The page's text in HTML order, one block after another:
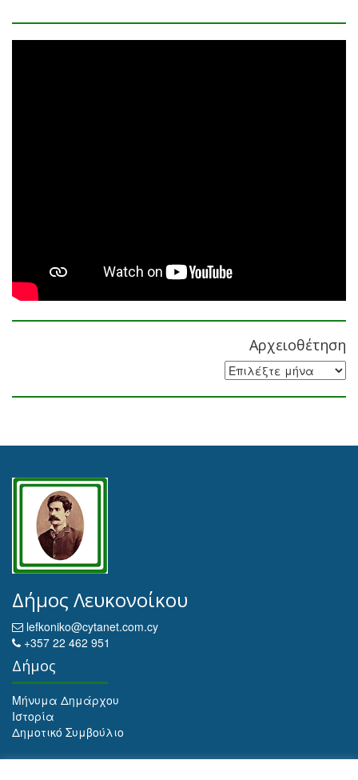
Αρχειοθέτηση
Αρχειοθέτηση
Δήμος Λευκονοίκου
lefkoniko@cytanet.com.cy
+357 22 462 951
Δήμος
Μήνυμα Δημάρχου
Ιστορία
Δημοτικό Συμβούλιο